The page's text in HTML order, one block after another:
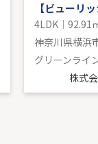
4LDK｜92.91
株式